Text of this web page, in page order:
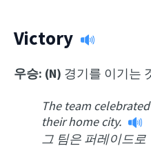
Victory
우승: (N) 경기를 이기는
The team
their home city.
그 팀은 퍼레이드